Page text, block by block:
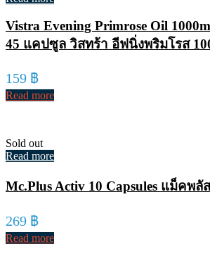
Vistra Evening Primrose Oil
45 แคปซูล วิสทร้า อีฟนิ่งพริมโรส
159 ฿
Read more
Sold out
Read more
Mc.Plus Activ 10 Capsules แม็คพ
269 ฿
Read more